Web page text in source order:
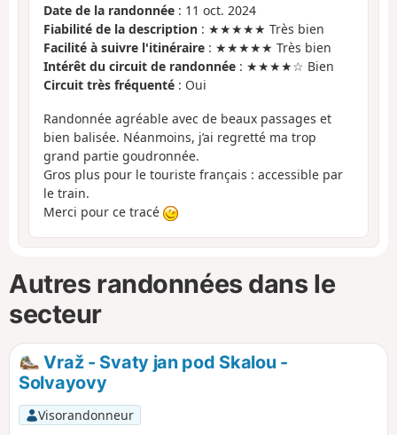
Date de la randonnée : 11 oct. 2024
Fiabilité de la description : ★★★★★ Très bien
Facilité à suivre l'itinéraire : ★★★★★ Très bien
Intérêt du circuit de randonnée : ★★★★☆ Bien
Circuit très fréquenté : Oui
Randonnée agréable avec de beaux passages et
bien balisée. Néanmoins, j’ai regretté ma trop
grand partie goudronnée.
Gros plus pour le touriste français : accessible par
le train.
Merci pour ce tracé
Autres randonnées dans le
secteur
Vraž - Svaty jan pod Skalou -
Solvayovy
Visorandonneur